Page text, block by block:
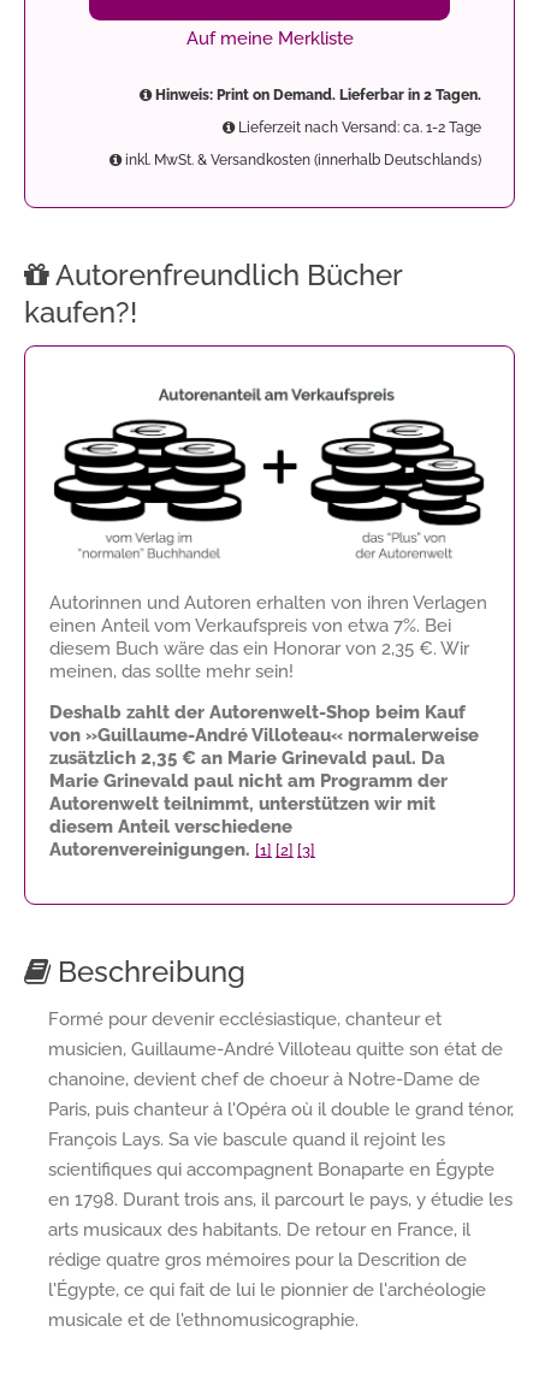
Auf meine Merkliste
Hinweis: Print on Demand. Lieferbar in 2 Tagen.
Lieferzeit nach Versand: ca. 1-2 Tage
inkl. MwSt. & Versandkosten (innerhalb Deutschlands)
Autorenfreundlich Bücher
kaufen?!
Autorinnen und Autoren erhalten von ihren Verlagen
einen Anteil vom Verkaufspreis von etwa 7%. Bei
diesem Buch wäre das ein Honorar von 2,35 €. Wir
meinen, das sollte mehr sein!
Deshalb zahlt der Autorenwelt-Shop beim Kauf
von »Guillaume-André Villoteau« normalerweise
zusätzlich 2,35 € an Marie Grinevald paul. Da
Marie Grinevald paul nicht am Programm der
Autorenwelt teilnimmt, unterstützen wir mit
diesem Anteil verschiedene
Autorenvereinigungen. [1] [2] [3]
Beschreibung
Formé pour devenir ecclésiastique, chanteur et
musicien, Guillaume-André Villoteau quitte son état de
chanoine, devient chef de choeur à Notre-Dame de
Paris, puis chanteur à l'Opéra où il double le grand ténor,
François Lays. Sa vie bascule quand il rejoint les
scientifiques qui accompagnent Bonaparte en Égypte
en 1798. Durant trois ans, il parcourt le pays, y étudie les
arts musicaux des habitants. De retour en France, il
rédige quatre gros mémoires pour la Descrition de
l'Égypte, ce qui fait de lui le pionnier de l'archéologie
musicale et de l'ethnomusicographie.